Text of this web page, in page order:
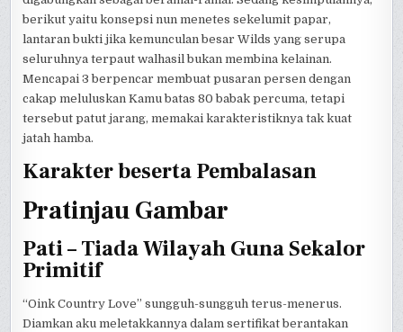
berikut yaitu konsepsi nun menetes sekelumit papar,
lantaran bukti jika kemunculan besar Wilds yang serupa
seluruhnya terpaut walhasil bukan membina kelainan.
Mencapai 3 berpencar membuat pusaran persen dengan
cakap meluluskan Kamu batas 80 babak percuma, tetapi
tersebut patut jarang, memakai karakteristiknya tak kuat
jatah hamba.
Karakter beserta Pembalasan
Pratinjau Gambar
Pati – Tiada Wilayah Guna Sekalor
Primitif
“Oink Country Love” sungguh-sungguh terus-menerus.
Diamkan aku meletakkannya dalam sertifikat berantakan